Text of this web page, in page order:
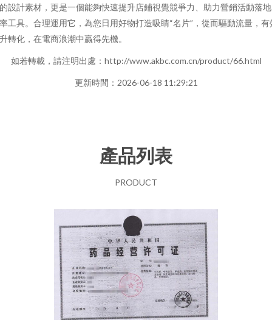
設計素材，更是一個能夠快速提升店鋪視覺競爭力、助力營銷活動落
工具。合理運用它，為您日用好物打造吸睛“名片”，從而驅動流量，有
轉化，在電商浪潮中贏得先機。
如若轉載，請注明出處：http://www.akbc.com.cn/product/66.html
更新時間：2026-06-18 11:29:21
產品列表
PRODUCT